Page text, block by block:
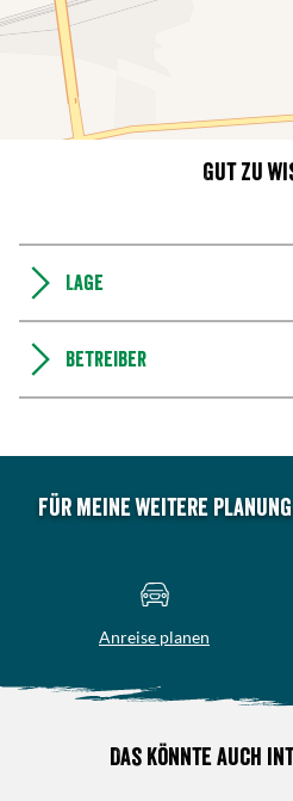
Gut zu
Lage
Betreiber
Für meine weitere
Anreise planen
Das könnte auch